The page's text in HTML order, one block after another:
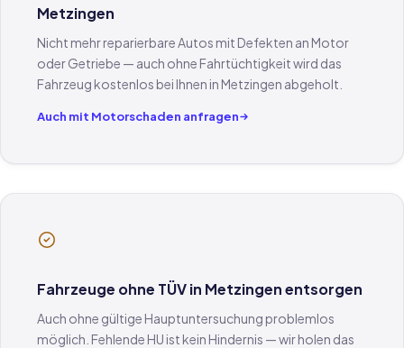
Metzingen
Nicht mehr reparierbare Autos mit Defekten an Motor
oder Getriebe — auch ohne Fahrtüchtigkeit wird das
Fahrzeug kostenlos bei Ihnen in Metzingen abgeholt.
Auch mit Motorschaden anfragen
Fahrzeuge ohne TÜV in Metzingen entsorgen
Auch ohne gültige Hauptuntersuchung problemlos
möglich. Fehlende HU ist kein Hindernis — wir holen das